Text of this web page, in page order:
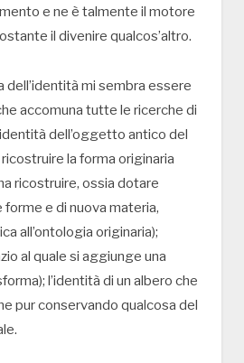
e ne è talmente il motore
il divenire qualcos’altro.
dell’identità mi sembra essere
accomuna tutte le ricerche di
dell’oggetto antico del
la forma originaria
ricostruire, ossia dotare
forme e di nuova materia,
all’ontologia originaria);
al quale si aggiunge una
l’identità di un albero che
pur conservando qualcosa del